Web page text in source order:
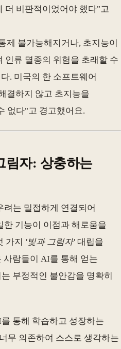
더 비판적이었어야 했다"고
제 불가능해지거나, 초지능이
인류 멸종의 위험을 초래할 수
. 미국의 한 소프트웨어
결하지 않고 초지능을
없다"고 경고했어요.
림자: 상충하는
는 밀접하게 연결되어
기능이 이점과 해로움을
가지
'빛과 그림자' 대립을
사람들이 AI를 통해 얻는
부정적인 불안감을 명확히
통해 학습하고 성장하는
무 의존하여 스스로 생각하는